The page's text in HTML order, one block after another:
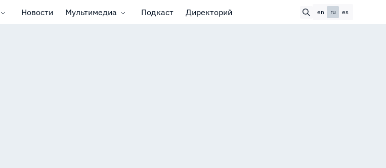
Новости Мультимедиа Подкаст Директорий en ru es